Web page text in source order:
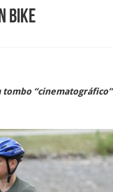
Bike
“cinematográfico”